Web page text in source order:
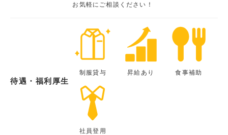
お気軽にご相談ください！
待遇・福利厚生
制服貸与 昇給あり 食事補助
社員登用